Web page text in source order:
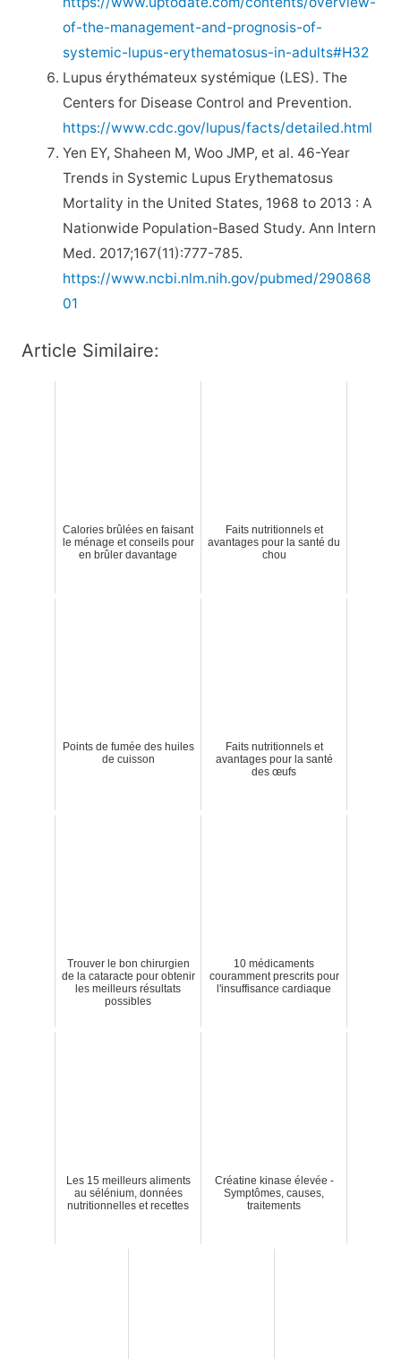
of-the-management-and-prognosis-of-
systemic-lupus-erythematosus-in-adults#H32
Lupus érythémateux systémique (LES). The
Centers for Disease Control and Prevention.
https://www.cdc.gov/lupus/facts/detailed.html
Yen EY, Shaheen M, Woo JMP, et al. 46-Year
Trends in Systemic Lupus Erythematosus
Mortality in the United States, 1968 to 2013 : A
Nationwide Population-Based Study. Ann Intern
Med. 2017;167(11):777-785.
https://www.ncbi.nlm.nih.gov/pubmed/290868
01
Article Similaire:
Calories brûlées en faisant
le ménage et conseils pour
en brûler davantage
Faits nutritionnels et
avantages pour la santé du
chou
Points de fumée des huiles
de cuisson
Faits nutritionnels et
avantages pour la santé
des œufs
Trouver le bon chirurgien
de la cataracte pour obtenir
les meilleurs résultats
possibles
10 médicaments
couramment prescrits pour
l'insuffisance cardiaque
Les 15 meilleurs aliments
au sélénium, données
nutritionnelles et recettes
Créatine kinase élevée -
Symptômes, causes,
traitements